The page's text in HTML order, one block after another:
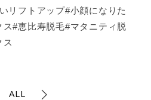
リフトアップ#小顔になりた
#恵比寿脱毛#マタニティ脱
ス
ALL